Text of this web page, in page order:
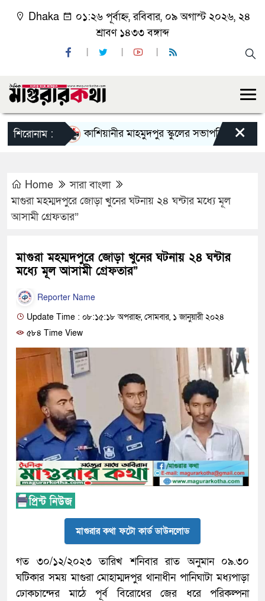
Dhaka
০১:২৬ পূর্বাহ্ন, রবিবার, ০৯ অগাস্ট ২০২৬, ২৪
শ্রাবণ ১৪৩৩ বঙ্গাব্দ
শিরোনাম : কাশিয়ানীর মাহমুদপুর স্কুলের সভাপতি হলেন গোবিন্দ
×
Home
সারা বাংলা
মাগুরা মহম্মদপুরে জোড়া খুনের ঘটনায় ২৪ ঘন্টার মধ্যে মূল
আসামী গ্রেফতার”
মাগুরা মহম্মদপুরে জোড়া খুনের ঘটনায় ২৪ ঘন্টার
মধ্যে মূল আসামী গ্রেফতার”
Reporter Name
Update Time : ০৮:১৫:১৮ অপরাহ্ন, সোমবার, ১ জানুয়ারী ২০২৪
৫৮৪ Time View
মাগুরার কথা ফটো কার্ড ডাউনলোড
গত ৩০/১২/২০২৩ তারিখ শনিবার রাত অনুমান ০৯.৩০
ঘটিকার সময় মাগুরা মোহাম্মদপুর থানাধীন পানিঘাটা মধ্যপাড়া
ঢোকচান্দের মাঠে পূর্ব বিরোধের জের ধরে পরিকল্পনা